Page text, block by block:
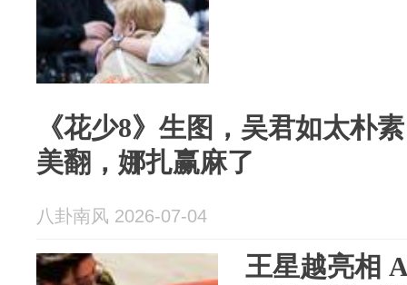
《花少8》生图，吴君如太朴
美翻，娜扎赢麻了
八卦南风 2026-07-04
王星越亮相